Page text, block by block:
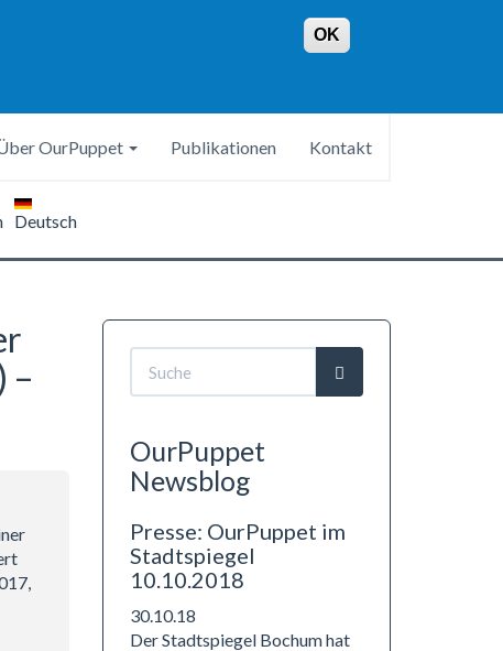
OK
OurPuppet Publikationen Kontakt
Deutsch
–
Suchformular
OurPuppet
Newsblog
Presse: OurPuppet im
Stadtspiegel
10.10.2018
30.10.18
Der Stadtspiegel Bochum hat